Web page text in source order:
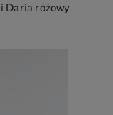
Daria różowy